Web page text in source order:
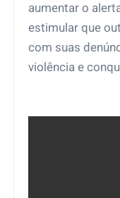
aumentar o
estimular que
com suas
violência e